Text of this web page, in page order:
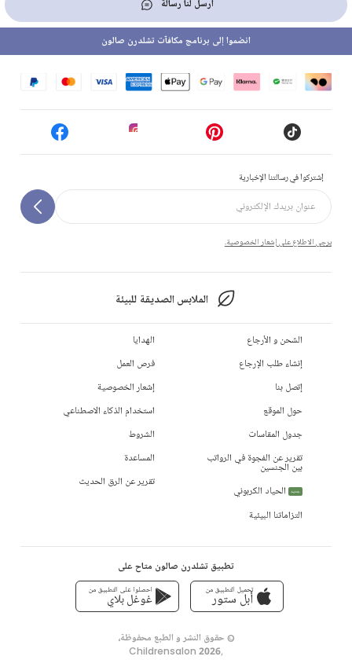
أرسل لنا رسالة
إشتركوا في رسالتنا الإخبارية
يرجى الاطلاع على إشعار الخصوصية.
الملابس الصديقة للبيئة
انضموا إلى برنامج مكافآت تشلدرن صالون
الشحن و الأرجاع
إنشاء طلب الإرجاع
إتصل بنا
حول الموقع
جدول المقاسات
تقرير عن الفجوة في الرواتب
بين الجنسين
جديد
الحياد الكربوني
التزاماتنا البيئية
الهدايا
فرص العمل
إشعار الخصوصية
استخدام الذكاء الاصطناعي
الشروط
المساعدة
تقرير عن الرق الحديث
تطبيق تشلدرن صالون متاح على
تحميل التطبيق من
أبل ستور
احصلوا على التطبيق من
غوغل بلاي
© حقوق النشر و الطبع محفوظة،
,
Childrensalon 2026